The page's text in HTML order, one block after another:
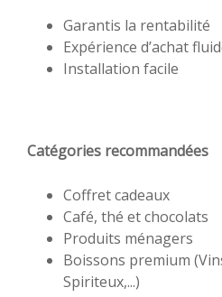
Garantis la rentabilité
Expérience d’achat
Installation facile
Catégories recommandées
Coffret cadeaux
Café, thé et chocolats
Produits ménagers
Boissons premium
Spiriteux,...)